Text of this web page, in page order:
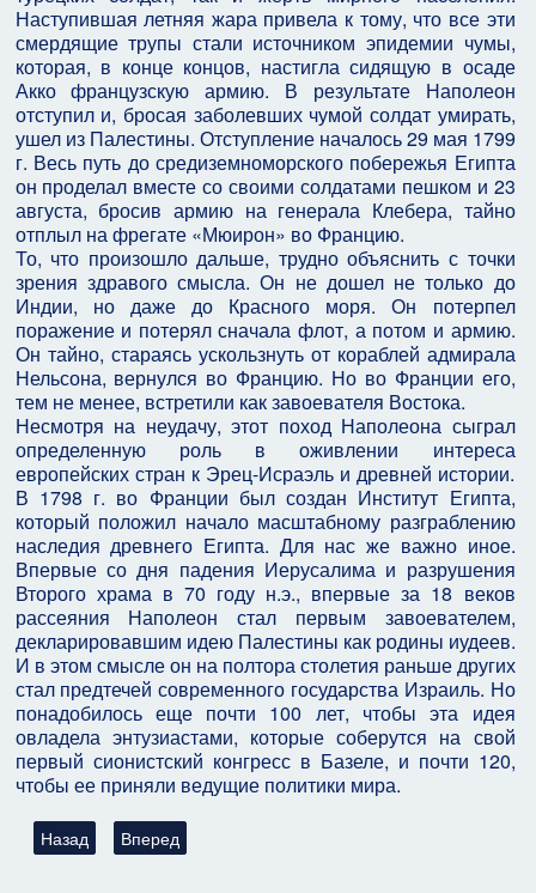
Наступившая летняя жара привела к тому, что все эти
смердящие трупы стали источником эпидемии чумы,
которая, в конце концов, настигла сидящую в осаде
Акко французскую армию. В результате Наполеон
отступил и, бросая заболевших чумой солдат умирать,
ушел из Палестины. Отступление началось 29 мая 1799
г. Весь путь до средиземноморского побережья Египта
он проделал вместе со своими солдатами пешком и 23
августа, бросив армию на генерала Клебера, тайно
отплыл на фрегате «Мюирон» во Францию.
То, что произошло дальше, трудно объяснить с точки
зрения здравого смысла. Он не дошел не только до
Индии, но даже до Красного моря. Он потерпел
поражение и потерял сначала флот, а потом и армию.
Он тайно, стараясь ускользнуть от кораблей адмирала
Нельсона, вернулся во Францию. Но во Франции его,
тем не менее, встретили как завоевателя Востока.
Несмотря на неудачу, этот поход Наполеона сыграл
определенную роль в оживлении интереса
европейских стран к Эрец-Исраэль и древней истории.
В 1798 г. во Франции был создан Институт Египта,
который положил начало масштабному разграблению
наследия древнего Египта. Для нас же важно иное.
Впервые со дня падения Иерусалима и разрушения
Второго храма в 70 году н.э., впервые за 18 веков
рассеяния Наполеон стал первым завоевателем,
декларировавшим идею Палестины как родины иудеев.
И в этом смысле он на полтора столетия раньше других
стал предтечей современного государства Израиль. Но
понадобилось еще почти 100 лет, чтобы эта идея
овладела энтузиастами, которые соберутся на свой
первый сионистский конгресс в Базеле, и почти 120,
чтобы ее приняли ведущие политики мира.
Предыдущий: Политика Иисуса
Назад Следующий: Доктор Хавкин. Самый неизвестный
Вперед